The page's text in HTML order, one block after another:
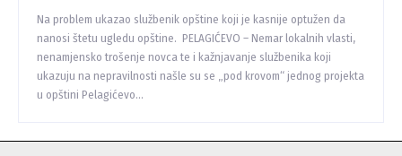
Na problem ukazao službenik opštine koji je kasnije optužen da
nanosi štetu ugledu opštine. PELAGIĆEVO – Nemar lokalnih vlasti,
nenamjensko trošenje novca te i kažnjavanje službenika koji
ukazuju na nepravilnosti našle su se „pod krovom“ jednog projekta
u opštini Pelagićevo...